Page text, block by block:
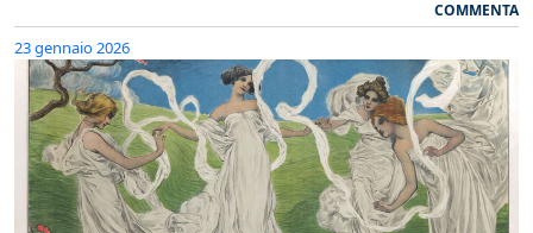
COMMENTA
23 gennaio 2026